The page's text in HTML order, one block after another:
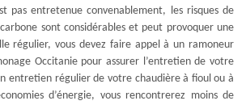
pas entretenue convenablement, les risques de
sont considérables et peut provoquer une
régulier, vous devez faire appel à un ramoneur
Occitanie pour assurer l’entretien de votre
entretien régulier de votre chaudière à fioul ou à
d’énergie, vous rencontrerez moins de